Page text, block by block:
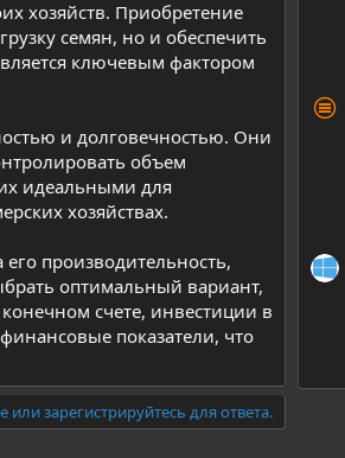
хозяйств. Приобретение
семян, но и обеспечить
ключевым фактором
и долговечностью. Они
объем
идеальными для
хозяйствах.
производительность,
оптимальный вариант,
счете, инвестиции в
показатели, что
или зарегистрируйтесь для ответа.